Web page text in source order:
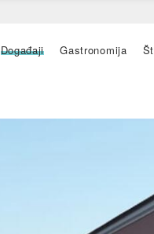
Događaji Gastronomija